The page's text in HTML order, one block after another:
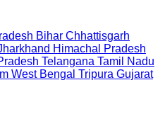
Bihar Chhattisgarh
Himachal Pradesh
Telangana Tamil Nadu
West Bengal Tripura Gujarat